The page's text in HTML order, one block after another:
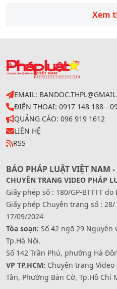
ro xuất khẩu sang Mỹ
Xem
EMAIL:
ĐIỆN THOẠI: 0917 148 188 -
QUẢNG CÁO: 096 919 1612
LIÊN HỆ
RSS
BÁO PHÁP LUẬT VIỆT NAM
CHUYÊN TRANG VIDEO PHÁP
Giấy phép số : 180/GP-BTTTT
Giấy phép Chuyên trang số : 28/
17/09/2024
Tòa soạn: Số 42 ngõ 29 Nguyễn
Tp.Hà Nội.
Số 142 Trần Phú, phường Hà
VP TP.HCM: Chuyên trang Video
Tần, Phường Bàn Cờ, Tp.Hồ Chí